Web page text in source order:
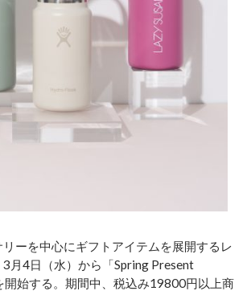
ーを中心にギフトアイテムを展開するレ
月4日（水）から「Spring Present
開始する。期間中、税込み19800円以上商